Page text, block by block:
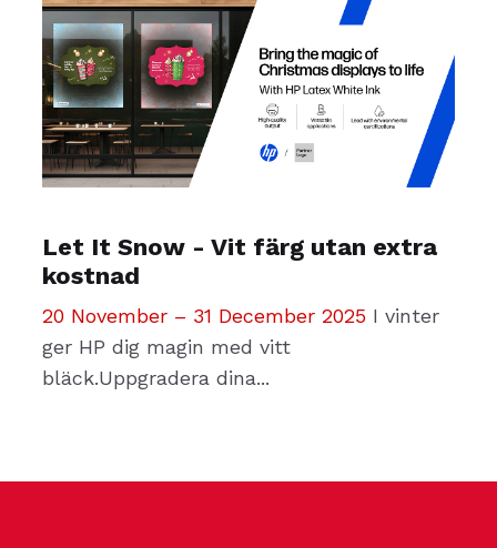
Let It Snow - Vit färg utan extra
kostnad
20 November – 31 December 2025 I vinter
ger HP dig magin med vitt
bläck.Uppgradera dina...